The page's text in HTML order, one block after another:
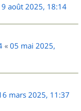
août 2025, 18:14
« 05 mai 2025,
mars 2025, 11:37